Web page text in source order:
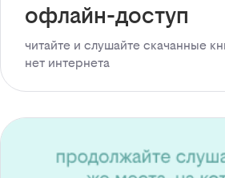
офлайн-доступ
читайте и слушайте скачанные
нет интернета